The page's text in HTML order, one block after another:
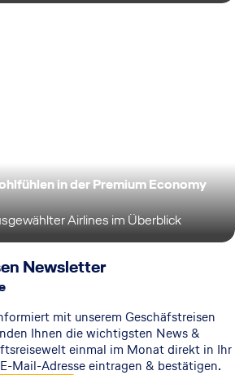
in der Premium Economy
Airlines im Überblick
Newsletter
mit unserem Geschäfstreisen
Ihnen die wichtigsten News &
einmal im Monat direkt in Ihr
Mail-Adresse eintragen & bestätigen.